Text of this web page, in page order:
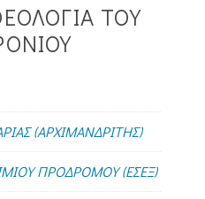
ΤΟΥ
(ΑΡΧΙΜΑΝΔΡΙΤΗΣ)
ΠΡΟΔΡΟΜΟΥ (ΕΣΕΞ)